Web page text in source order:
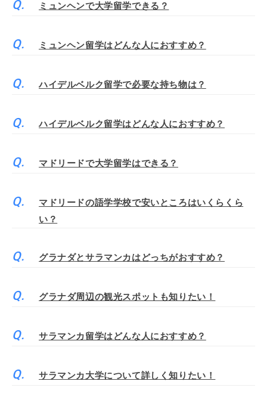
ミュンヘンで大学留学できる？
ミュンヘン留学はどんな人におすすめ？
ハイデルベルク留学で必要な持ち物は？
ハイデルベルク留学はどんな人におすすめ？
マドリードで大学留学はできる？
マドリードの語学学校で安いところはいくらくら
い？
グラナダとサラマンカはどっちがおすすめ？
グラナダ周辺の観光スポットも知りたい！
サラマンカ留学はどんな人におすすめ？
サラマンカ大学について詳しく知りたい！